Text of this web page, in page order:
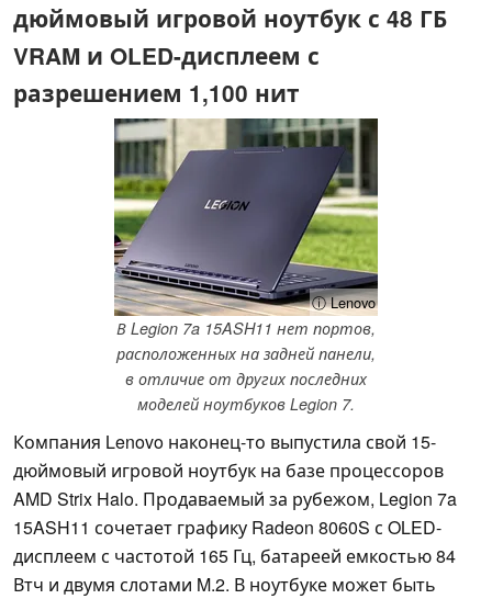
дюймовый игровой ноутбук с 48 ГБ
VRAM и OLED-дисплеем с
разрешением 1,100 нит
ⓘ Lenovo
В Legion 7a 15ASH11 нет портов,
расположенных на задней панели,
в отличие от других последних
моделей ноутбуков Legion 7.
Компания Lenovo наконец-то выпустила свой 15-
дюймовый игровой ноутбук на базе процессоров
AMD Strix Halo. Продаваемый за рубежом, Legion 7a
15ASH11 сочетает графику Radeon 8060S с OLED-
дисплеем с частотой 165 Гц, батареей емкостью 84
Втч и двумя слотами M.2. В ноутбуке может быть